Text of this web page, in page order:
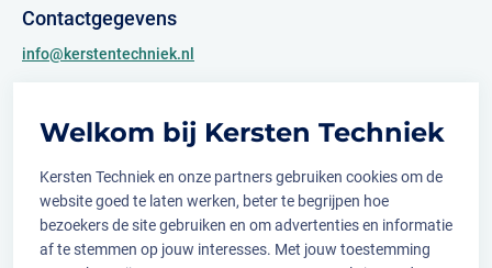
Welkom bij Kersten Techniek
Kersten Techniek en onze partners gebruiken cookies om de
website goed te laten werken, beter te begrijpen hoe
bezoekers de site gebruiken en om advertenties en informatie
af te stemmen op jouw interesses. Met jouw toestemming
Contactgegevens
info@kerstentechniek.nl
Archimedesweg 2
Volg ons op